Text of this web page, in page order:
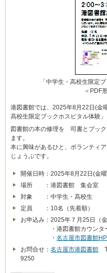
「中学生・高校生限定
＜PDF
港図書館では、2025年8月22日(金
高校生限定ブックホスピタル体験」
図書館の本の修理を 司書とブッ
ます。
本に興味があるひと、ボランティ
じょうぶです。
開催日時：2025年8月22日(金
場所 ：港図書館 集会室
対象 ：中学生・高校生
定員 ：10名（先着順）
お申込み：2025年７月25日（
・港図書館カウンター
・ 名古屋市図書館
お問合せ： 名古屋市港図書館
9250